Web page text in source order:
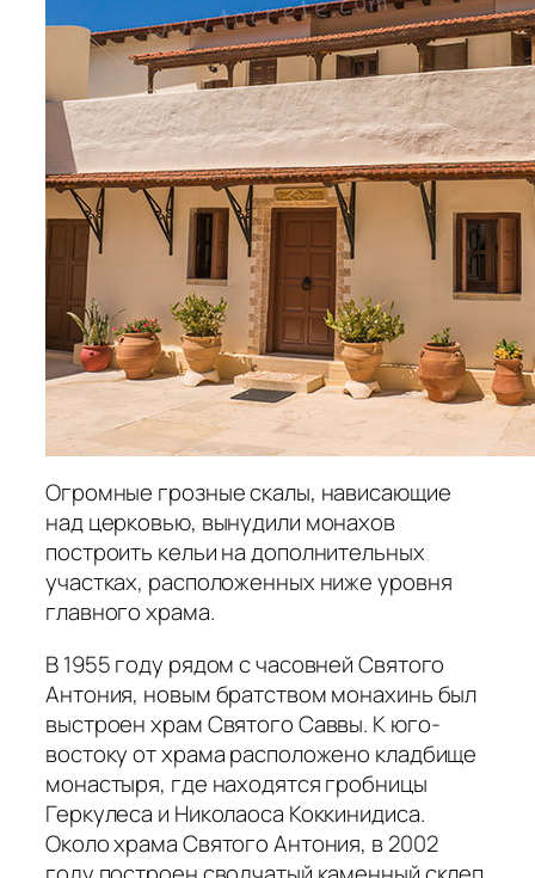
Огромные грозные скалы, нависающие
над церковью, вынудили монахов
построить кельи на дополнительных
участках, расположенных ниже уровня
главного храма.
В 1955 году рядом с часовней Святого
Антония, новым братством монахинь был
выстроен храм Святого Саввы. К юго-
востоку от храма расположено кладбище
монастыря, где находятся гробницы
Геркулеса и Николаоса Коккинидиса.
Около храма Святого Антония, в 2002